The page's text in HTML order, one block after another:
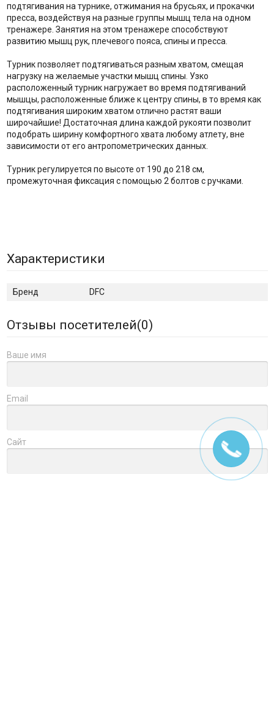
подтягивания на турнике, отжимания на брусьях, и прокачки
пресса, воздействуя на разные группы мышц тела на одном
тренажере. Занятия на этом тренажере способствуют
развитию мышц рук, плечевого пояса, спины и пресса.
Турник позволяет подтягиваться разным хватом, смещая
нагрузку на желаемые участки мышц спины. Узко
расположенный турник нагружает во время подтягиваний
мышцы, расположенные ближе к центру спины, в то время как
подтягивания широким хватом отлично растят ваши
широчайшие! Достаточная длина каждой рукояти позволит
подобрать ширину комфортного хвата любому атлету, вне
зависимости от его антропометрических данных.
Турник регулируется по высоте от 190 до 218 см,
промежуточная фиксация с помощью 2 болтов с ручками.
Характеристики
Бренд DFC
Отзывы посетителей(0)
Ваше имя
Email
Сайт